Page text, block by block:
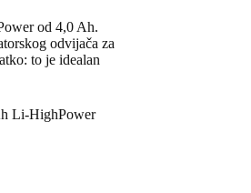
od 4,0 Ah.
odvijača za
to je idealan
Li-HighPower